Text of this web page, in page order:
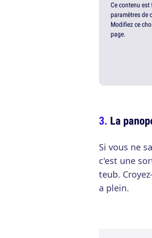
Ce contenu
paramètres de
Modifiez ce
page.
La
Si vous ne
c'est une
teub.
a plein.